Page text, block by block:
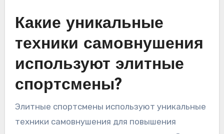
Какие уникальные
техники самовнушения
используют элитные
спортсмены?
Элитные спортсмены используют уникальные
техники самовнушения для повышения